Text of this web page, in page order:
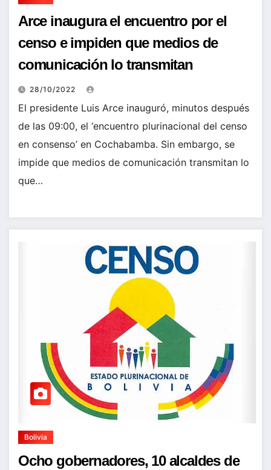
Arce inaugura el encuentro por el
censo e impiden que medios de
comunicación lo transmitan
28/10/2022
El presidente Luis Arce inauguró, minutos después
de las 09:00, el ‘encuentro plurinacional del censo
en consenso’ en Cochabamba. Sin embargo, se
impide que medios de comunicación transmitan lo
que…
Bolivia
Ocho gobernadores, 10 alcaldes de